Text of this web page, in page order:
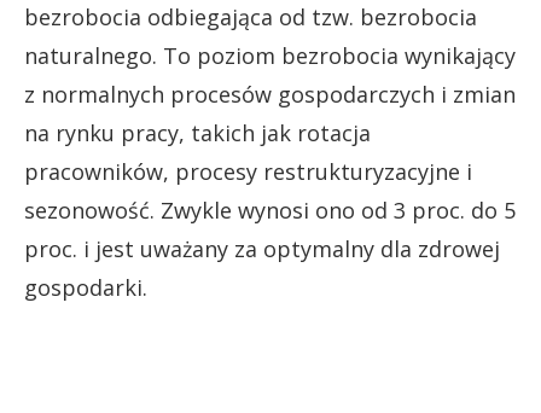
bezrobocia odbiegająca od tzw. bezrobocia
naturalnego. To poziom bezrobocia wynikający
z normalnych procesów gospodarczych i zmian
na rynku pracy, takich jak rotacja
pracowników, procesy restrukturyzacyjne i
sezonowość. Zwykle wynosi ono od 3 proc. do 5
proc. i jest uważany za optymalny dla zdrowej
gospodarki.